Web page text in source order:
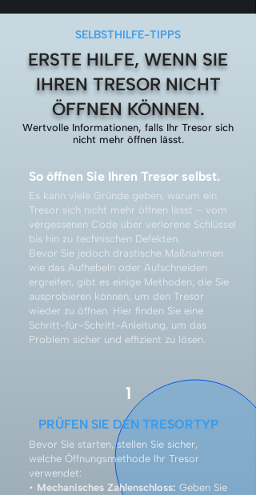
SELBSTHILFE-TIPPS
ERSTE HILFE, WENN SIE
IHREN TRESOR NICHT
ÖFFNEN KÖNNEN.
Wertvolle Informationen, falls Ihr Tresor sich
nicht mehr öffnen lässt.
So öffnen Sie Ihren Tresor selbst.
Es kann viele Gründe geben, warum ein
Tresor sich nicht mehr öffnen lässt – vom
vergessenen Code über verlorene Schlüssel
bis hin zu technischen Defekten.
Bevor Sie jedoch drastische Maßnahmen
wie das Aufhebeln oder Aufschneiden
ergreifen, gibt es einige Methoden, die Sie
ausprobieren können, um den Tresor
wieder zu öffnen. Hier finden Sie eine
Schritt-für-Schritt-Anleitung, um das
Problem sicher und effizient zu lösen.
1
PRÜFEN SIE DEN TRESORTYP
Bevor Sie starten, stellen Sie sicher,
welche Öffnungsmethode Ihr Tresor
verwendet:
• Mechanisches Zahlenschloss: Geben Sie